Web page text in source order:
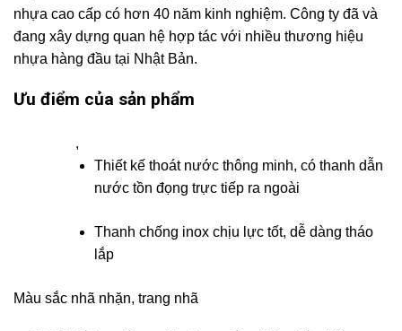
nhựa cao cấp có hơn 40 năm kinh nghiệm. Công ty đã và
đang xây dựng quan hệ hợp tác với nhiều thương hiệu
nhựa hàng đầu tại Nhật Bản.
Ưu điểm của sản phẩm
,
Thiết kế thoát nước thông minh, có thanh dẫn
nước tồn đọng trực tiếp ra ngoài
Thanh chống inox chịu lực tốt, dễ dàng tháo
lắp
Màu sắc nhã nhặn, trang nhã